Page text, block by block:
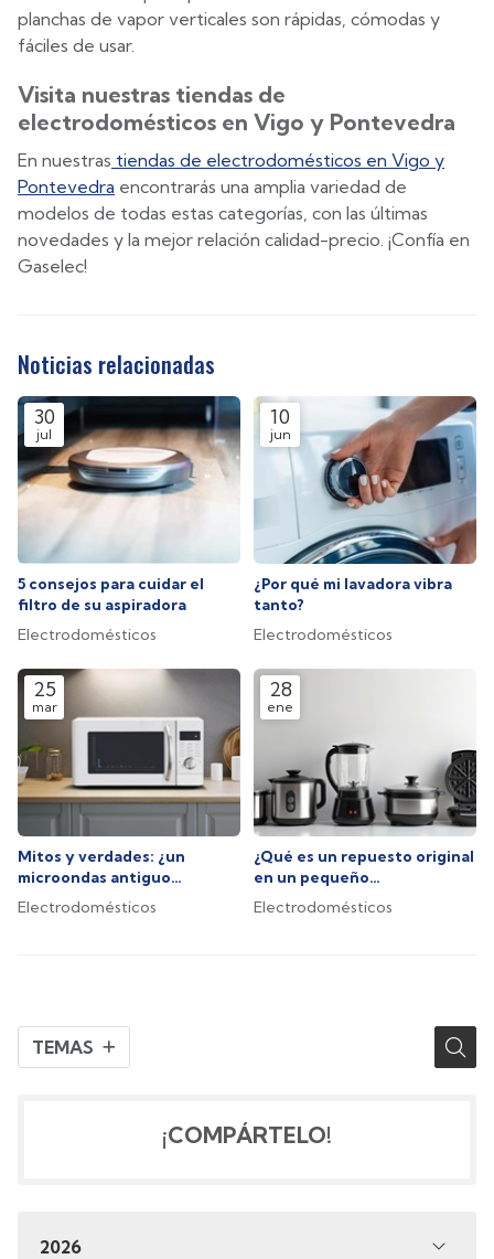
TEMAS
planchas de vapor verticales son rápidas, cómodas y
fáciles de usar.
Visita nuestras tiendas de
electrodomésticos en Vigo y Pontevedra
En nuestras tiendas de electrodomésticos en Vigo y
Pontevedra encontrarás una amplia variedad de
modelos de todas estas categorías, con las últimas
novedades y la mejor relación calidad-precio. ¡Confía en
Gaselec!
Noticias relacionadas
30
jul
5 consejos para cuidar el
filtro de su aspiradora
Electrodomésticos
10
jun
¿Por qué mi lavadora vibra
tanto?
Electrodomésticos
25
mar
Mitos y verdades: ¿un
microondas antiguo
consume mucha más
Electrodomésticos
28
ene
¿Qué es un repuesto original
en un pequeño
electrodoméstico y por qué
Electrodomésticos
¡COMPÁRTELO!
2026